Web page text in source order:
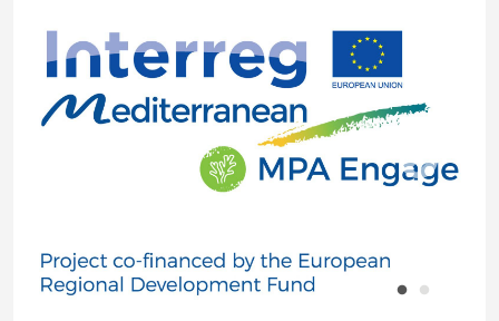
Paramuricea clavata affected by the warming of the water, showing necrosis on the
colonies © P. Drap - CNRS